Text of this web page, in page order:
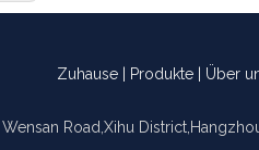
Zuhause Produkte Über
Road,Xihu